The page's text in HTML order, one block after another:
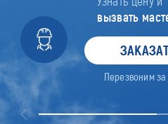
вызвать
Перезвоним за